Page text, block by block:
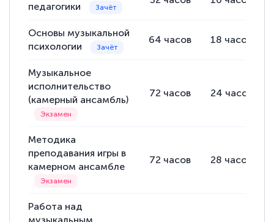
педагогики
Основы музыкальной
психологии
64 часов 18 часов
Музыкальное
исполнительство
(камерный ансамбль)
72 часов 24 часов
Методика
преподавания игры в
камерном ансамбле
72 часов 28 часов
Работа над